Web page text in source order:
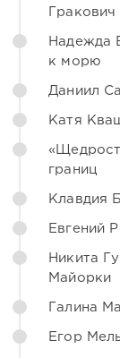
Гракович
Надежда
к морю
Даниил
Катя
границ
Клавдия
Евгений
Никита
Майорки
Галина
Егор